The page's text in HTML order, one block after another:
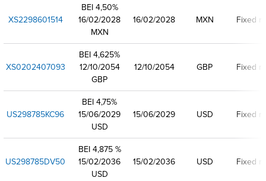
XS2298601514
BEI 4,50%
16/02/2028
MXN
16/02/2028 MXN Fixed
XS0202407093
BEI 4,625%
12/10/2054
GBP
12/10/2054 GBP Fixed
US298785KC96
BEI 4,75%
15/06/2029
USD
15/06/2029 USD Fixed
US298785DV50
BEI 4,875 %
15/02/2036
USD
15/02/2036 USD Fixed